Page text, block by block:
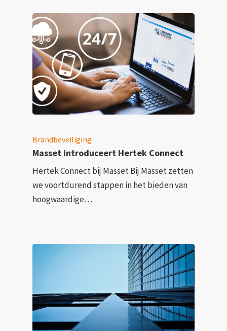
Brandbeveiliging
Masset introduceert Hertek Connect
Hertek Connect bij Masset Bij Masset zetten
we voortdurend stappen in het bieden van
hoogwaardige…